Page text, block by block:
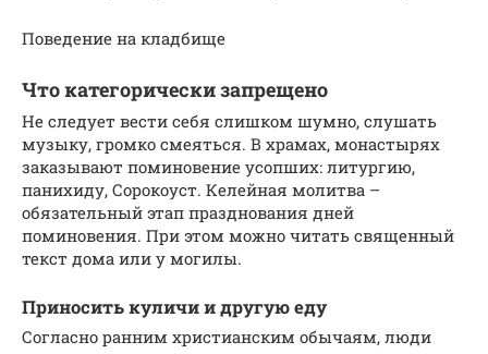
Поведение на кладбище
Что категорически запрещено
Не следует вести себя слишком шумно, слушать
музыку, громко смеяться. В храмах, монастырях
заказывают поминовение усопших: литургию,
панихиду, Сорокоуст. Келейная молитва –
обязательный этап празднования дней
поминовения. При этом можно читать священный
текст дома или у могилы.
Приносить куличи и другую еду
Согласно ранним христианским обычаям, люди